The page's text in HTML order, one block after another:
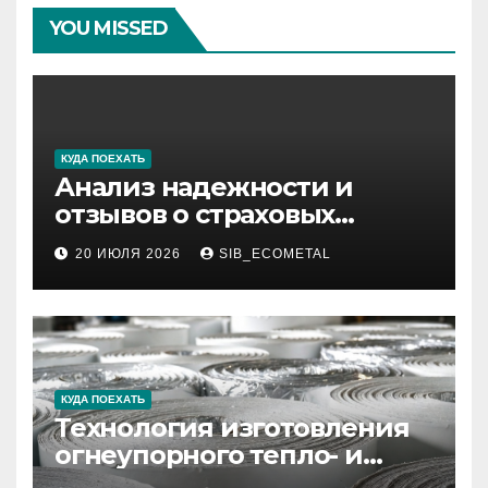
YOU MISSED
КУДА ПОЕХАТЬ
Анализ надежности и
отзывов о страховых
компаниях по итогам 2026
года
20 ИЮЛЯ 2026 SIB_ECOMETAL
КУДА ПОЕХАТЬ
Технология изготовления
огнеупорного тепло- и